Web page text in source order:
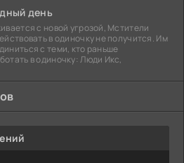
день
с новой угрозой, Мстители
в одиночку не получится. Им
с теми, кто раньше
в одиночку: Люди Икс,